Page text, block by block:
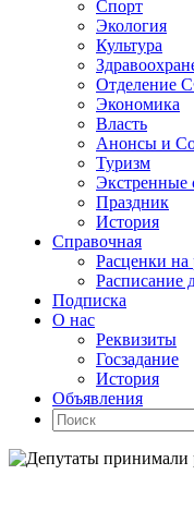
Спорт
Экология
Культура
Отделение
Экономика
Власть
Анонсы и
Туризм
Экстренные
Праздник
История
Справочная
Расценки на
Расписание
Подписка
О нас
Реквизиты
Госзадание
История
Объявления
Поиск
Искать: